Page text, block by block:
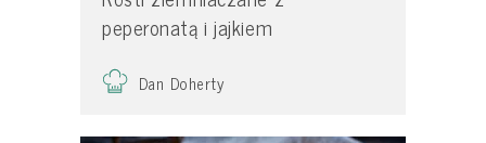
peperonatą i jajkiem
Dan Doherty